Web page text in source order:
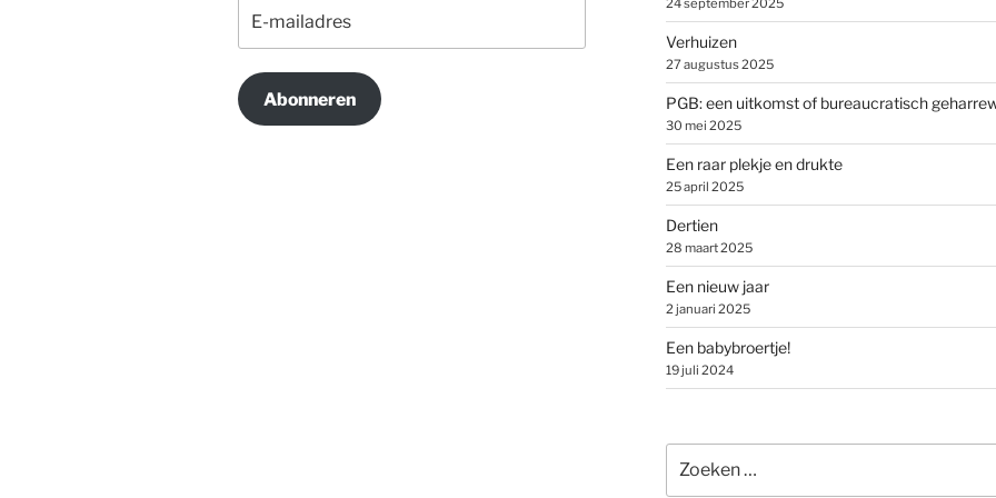
mailadres
Abonneren
24 september 2025
Verhuizen
27 augustus 2025
PGB: een uitkomst of bureaucratisch
30 mei 2025
Een raar plekje en drukte
25 april 2025
Dertien
28 maart 2025
Een nieuw jaar
2 januari 2025
Een babybroertje!
19 juli 2024
naar: